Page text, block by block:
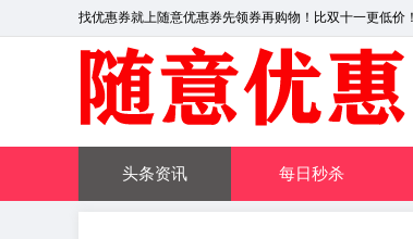
找优惠券就上随意优惠券先领券再购物！比双十一更低价！
头条资讯 每日秒杀